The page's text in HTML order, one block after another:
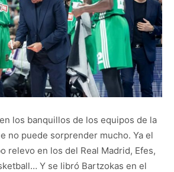
los banquillos de los equipos de la
no puede sorprender mucho. Ya el
relevo en los del Real Madrid, Efes,
Y se libró Bartzokas en el